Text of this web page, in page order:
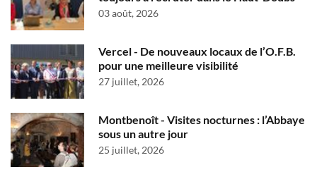
03 août, 2026
Vercel - De nouveaux locaux de l’O.F.B.
pour une meilleure visibilité
27 juillet, 2026
Montbenoît - Visites nocturnes : l’Abbaye
sous un autre jour
25 juillet, 2026